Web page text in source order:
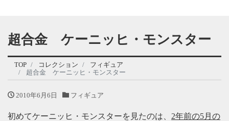
超合金 ケーニッヒ・モンスター
TOP コレクション
フィギュア
超合金 ケーニッヒ・モンスター
2010年6月6日 フィギュア
初めてケーニッヒ・モンスターを見たのは、 2年前の5月の